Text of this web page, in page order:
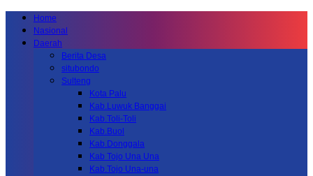
Home
Nasional
Daerah
Berita Desa
situbondo
Sulteng
Kota Palu
Kab.Luwuk Banggai
Kab.Toli-Toli
Kab.Buol
Kab.Donggala
Kab Tojo Una Una
Kab.Tojo Una-una